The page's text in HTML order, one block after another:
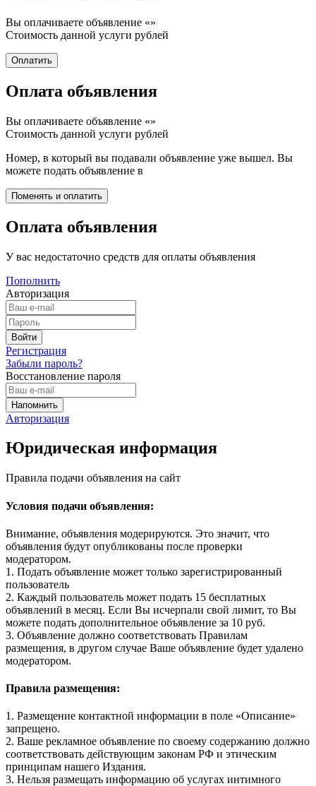
Вы оплачиваете объявление «»
Стоимость данной услуги рублей
Оплата объявления
Вы оплачиваете объявление «»
Стоимость данной услуги рублей
Номер, в который вы подавали объявление уже вышел. Вы
можете подать объявление в
Оплата объявления
У вас недостаточно средств для оплаты объявления
Пополнить
Авторизация
Регистрация
Забыли пароль?
Восстановление пароля
Авторизация
Юридическая информация
Правила подачи объявления на сайт
Условия подачи объявления:
Внимание, объявления модерируются. Это значит, что
объявления будут опубликованы после проверки
модератором.
1. Подать объявление может только зарегистрированный
пользователь
2. Каждый пользователь может подать 15 бесплатных
объявлений в месяц. Если Вы исчерпали свой лимит, то Вы
можете подать дополнительное объявление за 10 руб.
3. Объявление должно соответствовать Правилам
размещения, в другом случае Ваше объявление будет удалено
модератором.
Правила размещения:
1. Размещение контактной информации в поле «Описание»
запрещено.
2. Ваше рекламное объявление по своему содержанию должно
соответствовать действующим законам РФ и этическим
принципам нашего Издания.
3. Нельзя размещать информацию об услугах интимного